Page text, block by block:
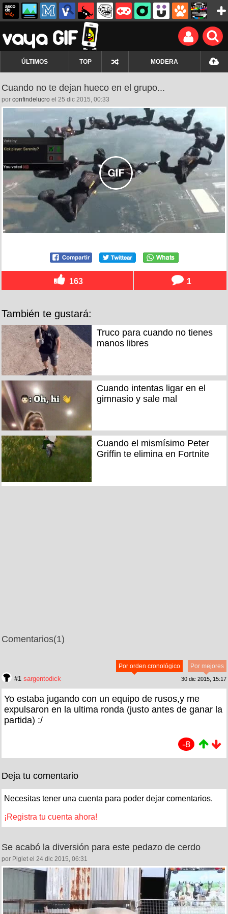
ÚLTIMOS TOP MODERA
Cuando no te dejan hueco en el grupo...
por confindelucro el 25 dic 2015, 00:33
163 1
También te gustará:
Truco para cuando no tienes
manos libres
Cuando intentas ligar en el
gimnasio y sale mal
Cuando el mismísimo Peter
Griffin te elimina en Fortnite
Comentarios(1)
Por mejores
Por orden cronológico
#1 sargentodick 30 dic 2015, 15:17
Yo estaba jugando con un equipo de rusos,y me
expulsaron en la ultima ronda (justo antes de ganar la
partida) :/
-8
Deja tu comentario
Necesitas tener una cuenta para poder dejar comentarios.
¡Registra tu cuenta ahora!
Se acabó la diversión para este pedazo de cerdo
por Piglet el 24 dic 2015, 06:31